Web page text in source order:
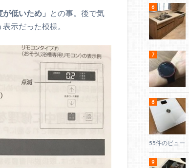
低いため」
との事。後で気
示だった模様。
55件のビュー